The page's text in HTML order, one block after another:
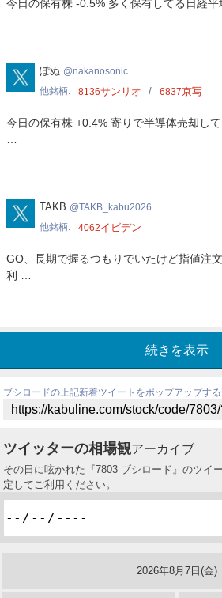
今日の保有株 -0.5% 多く保有してる日経
nakanosonic
ぽぬ nakanosonic
他銘柄
8136サンリオ 6837京写
今日の保有株 +0.4% 寄りで半導体売却し
TAKB_kabu2026
TAKB TAKB_kabu2026
他銘柄
4062イビデン
GO、長期で握るつもりでいたけど指値注
利 …
続きを表示
ブシロードの上記新着ツイートをポップアップす
ツイッターの相場観アーカイブ
その日に呟かれた『7803 ブシロード』のツイ
定してご利用ください。
2026年8月7日(金)